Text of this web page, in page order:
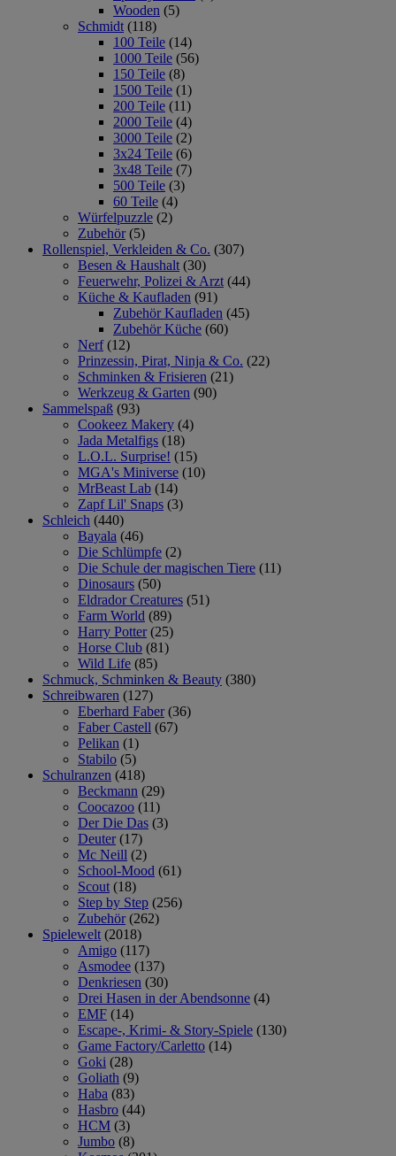
Wooden (5)
Schmidt (118)
100 Teile (14)
1000 Teile (56)
150 Teile (8)
1500 Teile (1)
200 Teile (11)
2000 Teile (4)
3000 Teile (2)
3x24 Teile (6)
3x48 Teile (7)
500 Teile (3)
60 Teile (4)
Würfelpuzzle (2)
Zubehör (5)
Rollenspiel, Verkleiden & Co. (307)
Besen & Haushalt (30)
Feuerwehr, Polizei & Arzt (44)
Küche & Kaufladen (91)
Zubehör Kaufladen (45)
Zubehör Küche (60)
Nerf (12)
Prinzessin, Pirat, Ninja & Co. (22)
Schminken & Frisieren (21)
Werkzeug & Garten (90)
Sammelspaß (93)
Cookeez Makery (4)
Jada Metalfigs (18)
L.O.L. Surprise! (15)
MGA's Miniverse (10)
MrBeast Lab (14)
Zapf Lil' Snaps (3)
Schleich (440)
Bayala (46)
Die Schlümpfe (2)
Die Schule der magischen Tiere (11)
Dinosaurs (50)
Eldrador Creatures (51)
Farm World (89)
Harry Potter (25)
Horse Club (81)
Wild Life (85)
Schmuck, Schminken & Beauty (380)
Schreibwaren (127)
Eberhard Faber (36)
Faber Castell (67)
Pelikan (1)
Stabilo (5)
Schulranzen (418)
Beckmann (29)
Coocazoo (11)
Der Die Das (3)
Deuter (17)
Mc Neill (2)
School-Mood (61)
Scout (18)
Step by Step (256)
Zubehör (262)
Spielewelt (2018)
Amigo (117)
Asmodee (137)
Denkriesen (30)
Drei Hasen in der Abendsonne (4)
EMF (14)
Escape-, Krimi- & Story-Spiele (130)
Game Factory/Carletto (14)
Goki (28)
Goliath (9)
Haba (83)
Hasbro (44)
HCM (3)
Jumbo (8)